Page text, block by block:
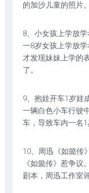
的加沙儿童的照片。
8、小女孩上学放
一8岁女孩上学放
才发现妹妹上学的
了。
9、抱娃开车1岁娃
一辆白色小车行驶
车，导致车内一名1
10、周迅《如懿传
《如懿传》惹争议
剧本，周迅工作室